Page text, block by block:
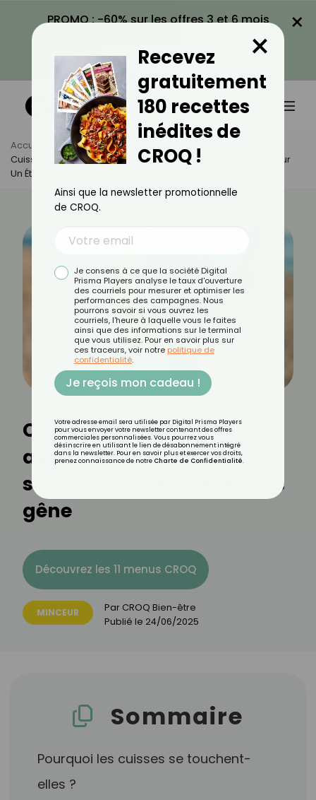
PROMO : -60% sur les offres 3 et 6 mois
VOIR LA PROMO
×
Accueil Actus
Minceur
Cuisses Qui Se Touchent Avec La Chaleur : Nos Solutions Pour
Un Été Sans Gêne
Cuisses qui se touchent
avec la chaleur : nos
solutions pour un été sans
gêne
Découvrez les 11 menus CROQ
MINCEUR Par CROQ Bien-être
Publié le 24/06/2025
Sommaire
Pourquoi les cuisses se touchent-
elles ?
Recevez
gratuitement
180 recettes
inédites de
CROQ !
×
Ainsi que la newsletter promotionnelle
de CROQ.
Je consens à ce que la société Digital
Prisma Players analyse le taux d'ouverture
des courriels pour mesurer et optimiser les
performances des campagnes. Nous
pourrons savoir si vous ouvrez les
courriels, l'heure à laquelle vous le faites
ainsi que des informations sur le terminal
que vous utilisez. Pour en savoir plus sur
ces traceurs, voir notre politique de
confidentialité.
Je reçois mon cadeau !
Votre adresse email sera utilisée par Digital Prisma Players
pour vous envoyer votre newsletter contenant des offres
commerciales personnalisées. Vous pourrez vous
désinscrire en utilisant le lien de désabonnement intégré
dans la newsletter. Pour en savoir plus et exercer vos droits,
prenez connaissance de notre Charte de Confidentialité.